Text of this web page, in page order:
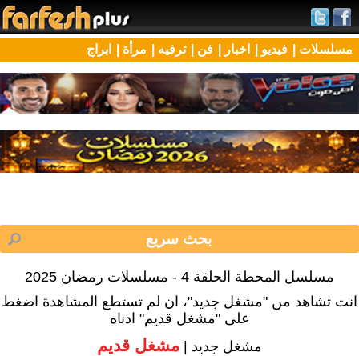
مسلسلات | فيديو | اخبار | فن | ترفيه | مرأة | ابراج
مسلسل المحطة الحلقة 4 - مسلسلات رمضان 2025
انت تشاهد من "مشغل جديد"، ان لم تستطع المشاهدة اضغط
على "مشغل قديم" ادناه
مشغل جديد | مشغل قديم